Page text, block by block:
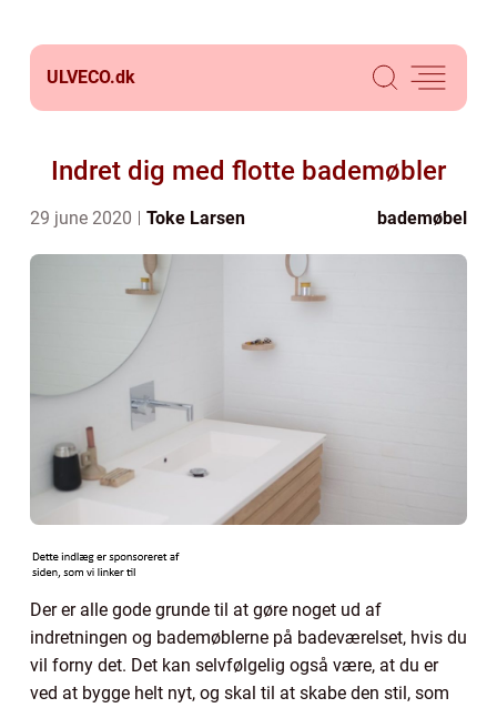
ULVECO.dk
Indret dig med flotte bademøbler
29 june 2020 Toke Larsen bademøbel
Der er alle gode grunde til at gøre noget ud af
indretningen og bademøblerne på badeværelset, hvis du
vil forny det. Det kan selvfølgelig også være, at du er
ved at bygge helt nyt, og skal til at skabe den stil, som